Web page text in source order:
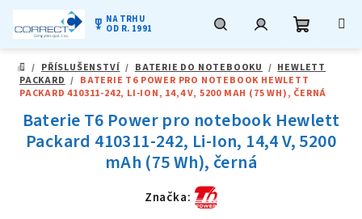
obsah
military_tech NA TRHU
OD R. 1991
košík
DOMŮ
/ PŘÍSLUŠENSTVÍ / BATERIE DO NOTEBOOKU / HEWLETT
PACKARD / BATERIE T6 POWER PRO NOTEBOOK HEWLETT
PACKARD 410311-242, LI-ION, 14,4 V, 5200 MAH (75 WH), ČERNÁ
Baterie T6 Power pro notebook Hewlett
Packard 410311-242, Li-Ion, 14,4 V, 5200
mAh (75 Wh), černá
Značka: